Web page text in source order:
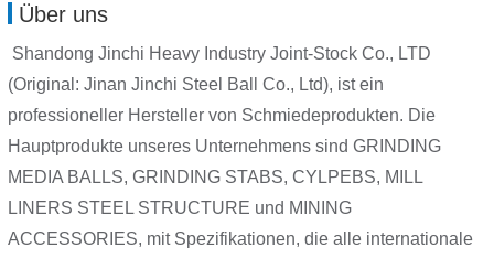
Über uns
Shandong Jinchi Heavy Industry Joint-Stock Co., LTD
(Original: Jinan Jinchi Steel Ball Co., Ltd), ist ein
professioneller Hersteller von Schmiedeprodukten. Die
Hauptprodukte unseres Unternehmens sind GRINDING
MEDIA BALLS, GRINDING STABS, CYLPEBS, MILL
LINERS STEEL STRUCTURE und MINING
ACCESSORIES, mit Spezifikationen, die alle internationale